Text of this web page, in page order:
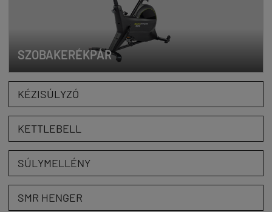
SZOBAKERÉKPÁR
KÉZISÚLYZÓ
KETTLEBELL
SÚLYMELLÉNY
SMR HENGER